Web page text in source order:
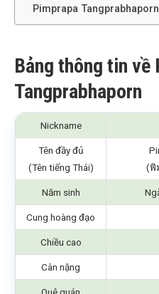
Pimprapa Tangprabhaporn
Bảng thông tin về
Tangprabhaporn
Nickname
Tên đầy đủ
(Tên tiếng Thái)
(พิ
Năm sinh
Cung hoàng đạo
Chiều cao
Cân nặng